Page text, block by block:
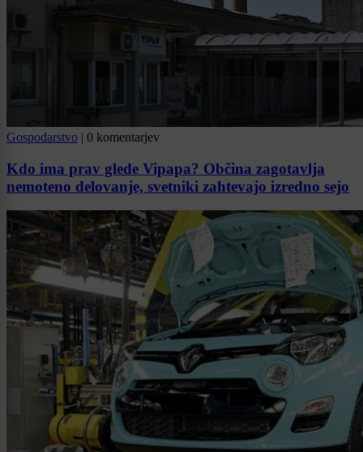
Gospodarstvo | 0 komentarjev
Kdo ima prav glede Vipapa? Občina zagotavlja
nemoteno delovanje, svetniki zahtevajo izredno sejo